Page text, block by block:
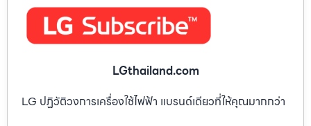
LGthailand.com
LG ปฏิวัติวงการเครื่องใช้ไฟฟ้า แบรนด์เดียวที่ให้คุณมากกว่า